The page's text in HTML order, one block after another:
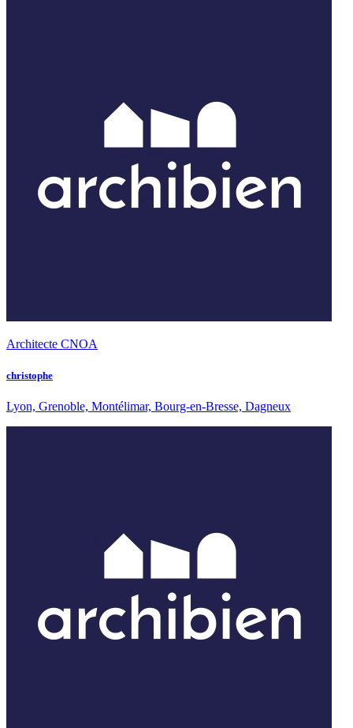
Architecte CNOA
christophe
Lyon, Grenoble, Montélimar, Bourg-en-Bresse, Dagneux